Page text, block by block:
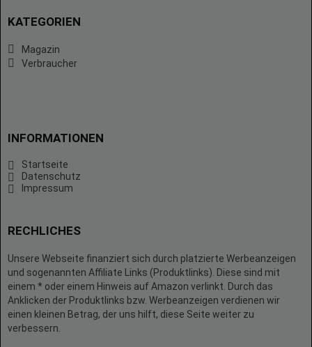
KATEGORIEN
Magazin
Verbraucher
INFORMATIONEN
Startseite
Datenschutz
Impressum
RECHLICHES
Unsere Webseite finanziert sich durch platzierte Werbeanzeigen
und sogenannten Affiliate Links (Produktlinks). Diese sind mit
einem * oder einem Hinweis auf Amazon verlinkt. Durch das
Anklicken der Produktlinks bzw. Werbeanzeigen verdienen wir
einen kleinen Betrag, der uns hilft, diese Seite weiter zu
verbessern.